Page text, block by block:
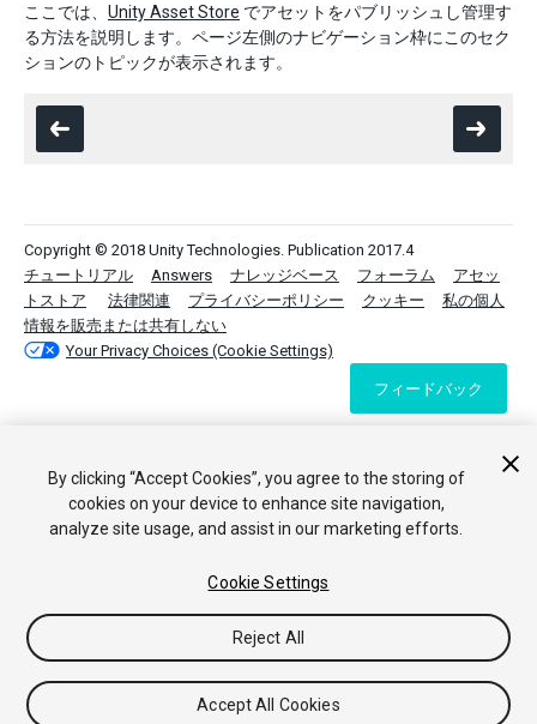
ここでは、 Unity Asset Store でアセットをパブリッシュし管理す
る方法を説明します。ページ左側のナビゲーション枠にこのセク
ションのトピックが表示されます。
Copyright © 2018 Unity Technologies. Publication 2017.4
チュートリアル
Answers ナレッジベース フォーラム
アセッ
トストア
法律関連 プライバシーポリシー クッキー
私の個人
情報を販売または共有しない
Your Privacy Choices (Cookie Settings)
フィードバック
By clicking “Accept Cookies”, you agree to the storing of
cookies on your device to enhance site navigation,
analyze site usage, and assist in our marketing efforts.
Cookie Settings
Reject All
Accept All Cookies